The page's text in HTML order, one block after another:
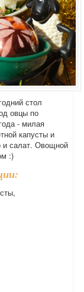
стол
овцы по
- милая
капусты и
и салат. Овощной
:)